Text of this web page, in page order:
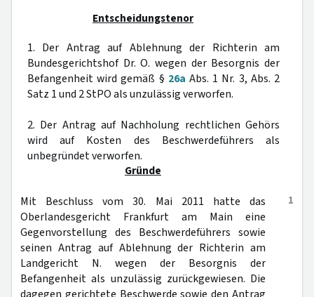
Entscheidungstenor
1. Der Antrag auf Ablehnung der Richterin am
Bundesgerichtshof Dr. O. wegen der Besorgnis der
Befangenheit wird gemäß § 26a Abs. 1 Nr. 3, Abs. 2
Satz 1 und 2 StPO als unzulässig verworfen.
2. Der Antrag auf Nachholung rechtlichen Gehörs
wird auf Kosten des Beschwerdeführers als
unbegründet verworfen.
Gründe
1
Mit Beschluss vom 30. Mai 2011 hatte das
Oberlandesgericht Frankfurt am Main eine
Gegenvorstellung des Beschwerdeführers sowie
seinen Antrag auf Ablehnung der Richterin am
Landgericht N. wegen der Besorgnis der
Befangenheit als unzulässig zurückgewiesen. Die